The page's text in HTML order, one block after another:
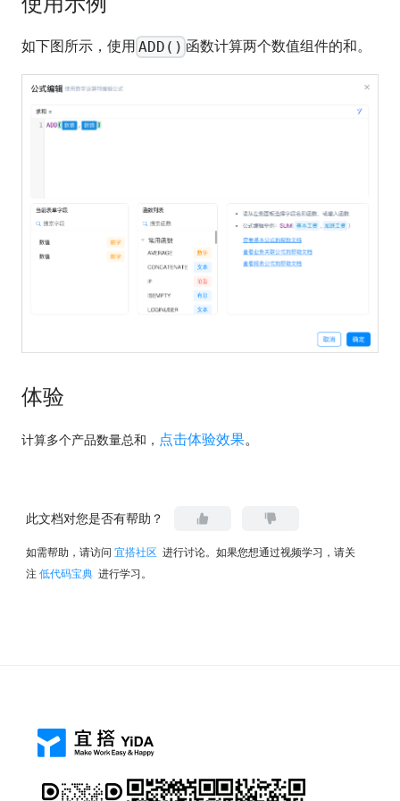
如下图所示，使用 ADD() 函数计算两个数值组件的和。
体验
计算多个产品数量总和， 点击体验效果。
此文档对您是否有帮助？
如需帮助，请访问 宜搭社区 进行讨论。如果您想通过视频学习，请关
注 低代码宝典 进行学习。